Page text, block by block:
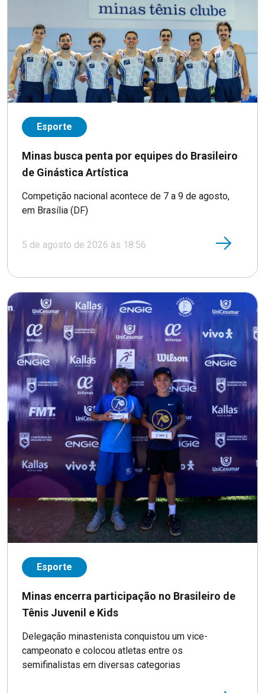
Esporte
Minas busca penta por equipes do Brasileiro
de Ginástica Artística
Competição nacional acontece de 7 a 9 de agosto,
em Brasília (DF)
5 de agosto de 2026 às 18:56
Esporte
Minas encerra participação no Brasileiro de
Tênis Juvenil e Kids
Delegação minastenista conquistou um vice-
campeonato e colocou atletas entre os
semifinalistas em diversas categorias